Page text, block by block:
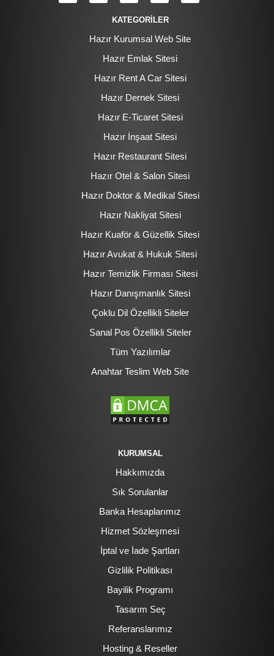
KATEGORİLER
Hazır Kurumsal Web Site
Hazır Emlak Sitesi
Hazır Rent A Car Sitesi
Hazır Dernek Sitesi
Hazır E-Ticaret Sitesi
Hazır İnşaat Sitesi
Hazır Restaurant Sitesi
Hazır Otel & Salon Sitesi
Hazır Doktor & Medikal Sitesi
Hazır Nakliyat Sitesi
Hazır Kuaför & Güzellik Sitesi
Hazır Avukat & Hukuk Sitesi
Hazır Temizlik Firması Sitesi
Hazır Danışmanlık Sitesi
Çoklu Dil Özellikli Siteler
Sanal Pos Özellikli Siteler
Tüm Yazılımlar
Anahtar Teslim Web Site
KURUMSAL
Hakkımızda
Sık Sorulanlar
Banka Hesaplarımız
Hizmet Sözleşmesi
İptal ve İade Şartları
Gizlilik Politikası
Bayilik Programı
Tasarım Seç
Referanslarımız
Hosting & Reseller